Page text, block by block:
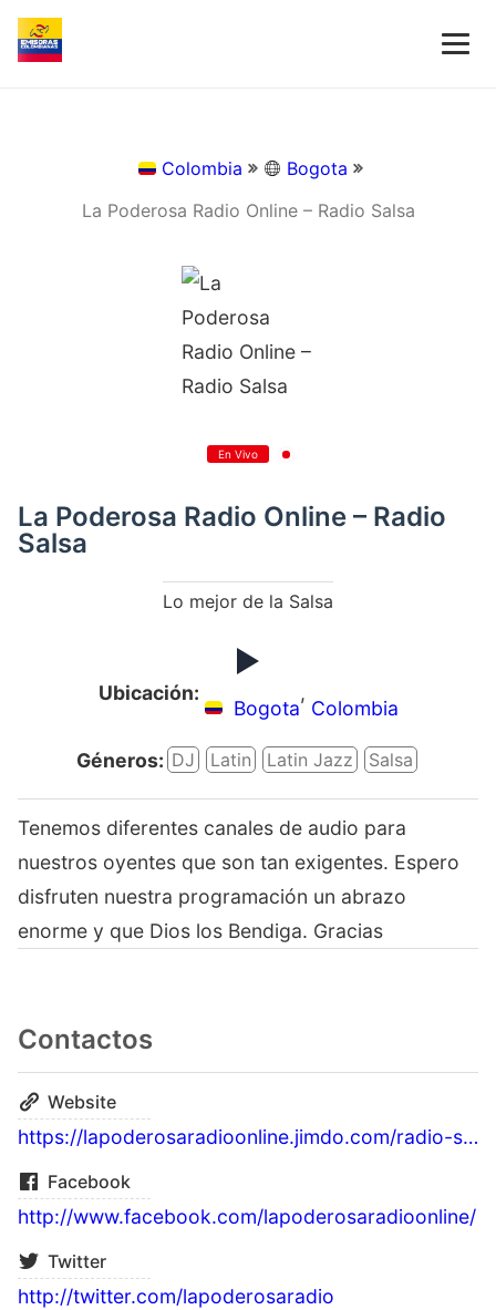
Colombia
Bogota
La Poderosa Radio Online – Radio Salsa
En Vivo
La Poderosa Radio Online – Radio
Salsa
Lo mejor de la Salsa
Ubicación:
Bogota
,
Colombia
Géneros: DJ Latin Latin Jazz Salsa
Tenemos diferentes canales de audio para
nuestros oyentes que son tan exigentes. Espero
disfruten nuestra programación un abrazo
enorme y que Dios los Bendiga. Gracias
Contactos
Website
https://lapoderosaradioonline.jimdo.com/radio-salsa/
Facebook
http://www.facebook.com/lapoderosaradioonline/
Twitter
http://twitter.com/lapoderosaradio